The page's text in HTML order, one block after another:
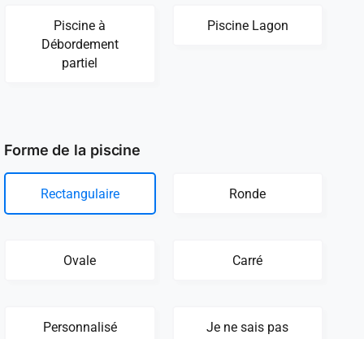
Piscine à
Débordement
partiel
Piscine Lagon
Forme de la piscine
Rectangulaire Ronde
Ovale Carré
Personnalisé Je ne sais pas